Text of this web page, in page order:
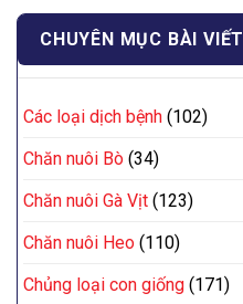
CHUYÊN MỤC BÀI VIẾT
Các loại dịch bệnh (102)
Chăn nuôi Bò (34)
Chăn nuôi Gà Vịt (123)
Chăn nuôi Heo (110)
Chủng loại con giống (171)